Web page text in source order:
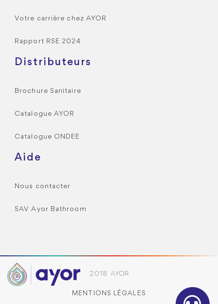
Votre carrière chez AYOR
Rapport RSE 2024
Distributeurs
Brochure Sanitaire
Catalogue AYOR
Catalogue ONDEE
Aide
Nous contacter
SAV Ayor Bathroom
2018 AYOR
MENTIONS LÉGALES